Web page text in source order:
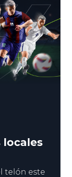
puede
locales
telón este